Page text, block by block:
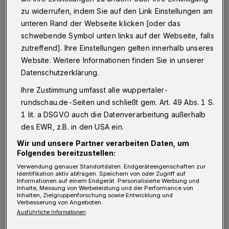
Auftrag zahlreicher Mitgliedsfirmen die
verwirrende Informationspolitik der Stadt in
Sachen Baumaßnahmen, Sperrungs-Termine
und Umleitungen rund um die Ikea-Baustelle.
Wohl wissend, dass der Löwenanteil des
Ärgers im Umfeld von Schmiedestraße,
Mollenkotten und Wittener Straße letztlich auf
das Konto der "Straßen.NRW" "gehörenden"
Autobahnauf- und abfahrten geht, sagte
Wängler: "Ich verstehe nicht, dass zwei
Behörden sich nicht miteinander abstimmen
können. Das kann ich auch niemandem
erklären."
zu widerrufen, indem Sie auf den Link Einstellungen am
unteren Rand der Webseite klicken [oder das
schwebende Symbol unten links auf der Webseite, falls
zutreffend]. Ihre Einstellungen gelten innerhalb unseres
Website. Weitere Informationen finden Sie in unserer
Datenschutzerklärung.
Ihre Zustimmung umfasst alle wuppertaler-
rundschau.de-Seiten und schließt gem. Art. 49 Abs. 1 S.
1 lit. a DSGVO auch die Datenverarbeitung außerhalb
des EWR, z.B. in den USA ein.
Wir und unsere Partner verarbeiten Daten, um
Folgendes bereitzustellen:
Verwendung genauer Standortdaten. Endgeräteeigenschaften zur
Identifikation aktiv abfragen. Speichern von oder Zugriff auf
Informationen auf einem Endgerät. Personalisierte Werbung und
Inhalte, Messung von Werbeleistung und der Performance von
Inhalten, Zielgruppenforschung sowie Entwicklung und
Verbesserung von Angeboten.
Ausführliche Informationen